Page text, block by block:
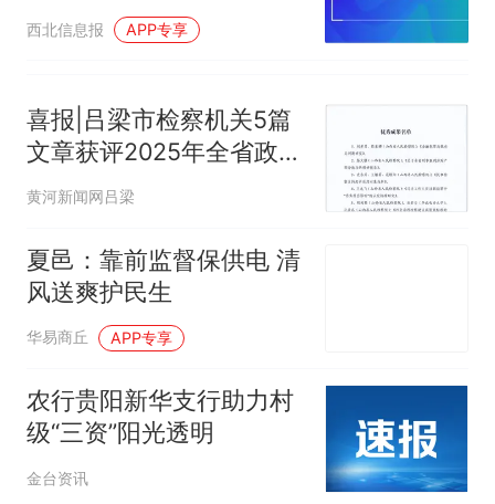
市生态环境局礼泉分局深
入开展《生态环境法典》
西北信息报 APP专享
喜报|吕梁市检察机关5篇
文章获评2025年全省政法
系统小微课题优秀成果
黄河新闻网吕梁
夏邑：靠前监督保供电 清
风送爽护民生
华易商丘 APP专享
农行贵阳新华支行助力村
级“三资”阳光透明
金台资讯